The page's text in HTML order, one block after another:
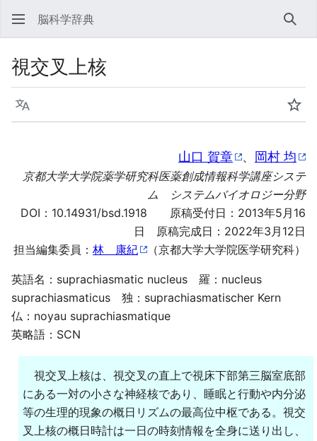
脳科学辞典 検索
視交叉上核
言語 ウ
山口 賀章 、 岡村 均
京都大学大学院薬学研究科医薬創成情報科学講座システ
ム システムバイオロジー分野
DOI： 10.14931/bsd.1918 原稿受付日：2013年5月16
日 原稿完成日：2022年3月12日
担当編集委員： 林 康紀 （京都大学大学院医学研究科）
英語名：suprachiasmatic nucleus 羅：nucleus
suprachiasmaticus 独：suprachiasmatischer Kern
仏：noyau suprachiasmatique
英略語：SCN
視交叉上核は、視交叉の直上で視床下部第三脳室底部
にある一対の小さな神経核であり、睡眠と行動や内分泌
等の生理的現象の概日リズムの最高位中枢である。視交
叉上核の概日時計は一日の時刻情報を全身に送り出し、